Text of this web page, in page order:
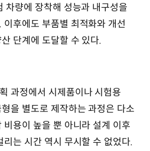
차량에 장착해 성능과 내구성을
후에도 부품별 최적화와 개선
단계에 도달할 수 있다.
과정에서 시제품이나 시험용
을 별도로 제작하는 과정은 다소
용이 높을 뿐 아니라 설계 이후
는 시간 역시 무시할 수 없었다.